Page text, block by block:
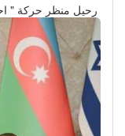
رحيل منظر حركة "